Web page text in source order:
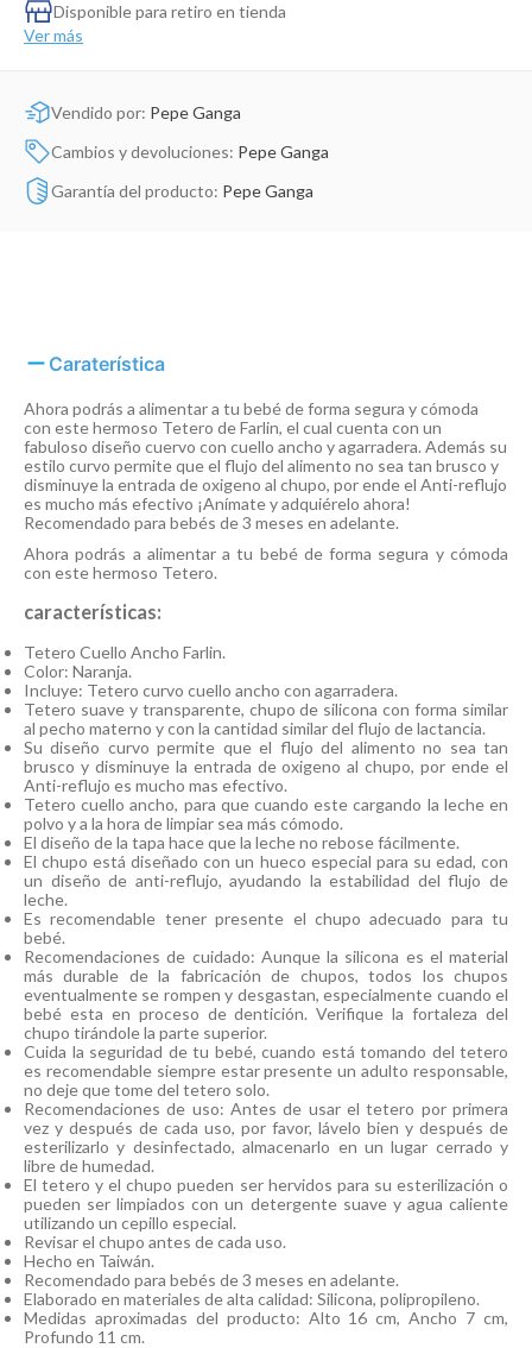
Disponible para retiro en tienda
Ver más
Vendido por: Pepe Ganga
Cambios y devoluciones: Pepe Ganga
Garantía del producto: Pepe Ganga
Caraterística
Ahora podrás a alimentar a tu bebé de forma segura y cómoda
con este hermoso Tetero de Farlin, el cual cuenta con un
fabuloso diseño cuervo con cuello ancho y agarradera. Además su
estilo curvo permite que el flujo del alimento no sea tan brusco y
disminuye la entrada de oxigeno al chupo, por ende el Anti-reflujo
es mucho más efectivo ¡Anímate y adquiérelo ahora!
Recomendado para bebés de 3 meses en adelante.
Ahora podrás a alimentar a tu bebé de forma segura y cómoda
con este hermoso Tetero.
características:
Tetero Cuello Ancho Farlin.
Color: Naranja.
Incluye: Tetero curvo cuello ancho con agarradera.
Tetero suave y transparente, chupo de silicona con forma similar
al pecho materno y con la cantidad similar del flujo de lactancia.
Su diseño curvo permite que el flujo del alimento no sea tan
brusco y disminuye la entrada de oxigeno al chupo, por ende el
Anti-reflujo es mucho mas efectivo.
Tetero cuello ancho, para que cuando este cargando la leche en
polvo y a la hora de limpiar sea más cómodo.
El diseño de la tapa hace que la leche no rebose fácilmente.
El chupo está diseñado con un hueco especial para su edad, con
un diseño de anti-reflujo, ayudando la estabilidad del flujo de
leche.
Es recomendable tener presente el chupo adecuado para tu
bebé.
Recomendaciones de cuidado: Aunque la silicona es el material
más durable de la fabricación de chupos, todos los chupos
eventualmente se rompen y desgastan, especialmente cuando el
bebé esta en proceso de dentición. Verifique la fortaleza del
chupo tirándole la parte superior.
Cuida la seguridad de tu bebé, cuando está tomando del tetero
es recomendable siempre estar presente un adulto responsable,
no deje que tome del tetero solo.
Recomendaciones de uso: Antes de usar el tetero por primera
vez y después de cada uso, por favor, lávelo bien y después de
esterilizarlo y desinfectado, almacenarlo en un lugar cerrado y
libre de humedad.
El tetero y el chupo pueden ser hervidos para su esterilización o
pueden ser limpiados con un detergente suave y agua caliente
utilizando un cepillo especial.
Revisar el chupo antes de cada uso.
Hecho en Taiwán.
Recomendado para bebés de 3 meses en adelante.
Elaborado en materiales de alta calidad: Silicona, polipropileno.
Medidas aproximadas del producto: Alto 16 cm, Ancho 7 cm,
Profundo 11 cm.
Dinosaurio Juguete